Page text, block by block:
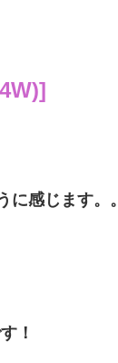
)]
感じます。。
！